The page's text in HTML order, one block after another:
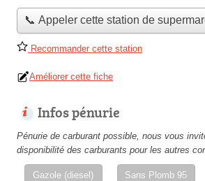
📞 Appeler cette station de
Recommander cette station
Améliorer cette fiche
Infos pénurie
Pénurie de carburant possible, nous vous
disponibilité des carburants pour les autres
Gazole (diesel) Sans Plomb 95